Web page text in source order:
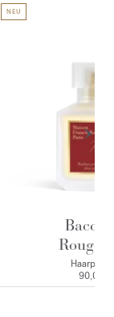
NEU
Rouge
90,00 €